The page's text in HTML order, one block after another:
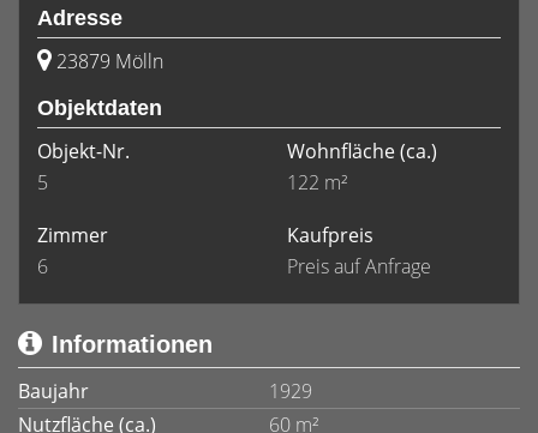
Adresse
23879 Mölln
Objektdaten
Objekt-Nr.
5
Wohnfläche(ca.)
122 m²
Zimmer
6
Kaufpreis
Preis auf Anfrage
Informationen
Baujahr
1929
Nutzfläche (ca.)
60 m²